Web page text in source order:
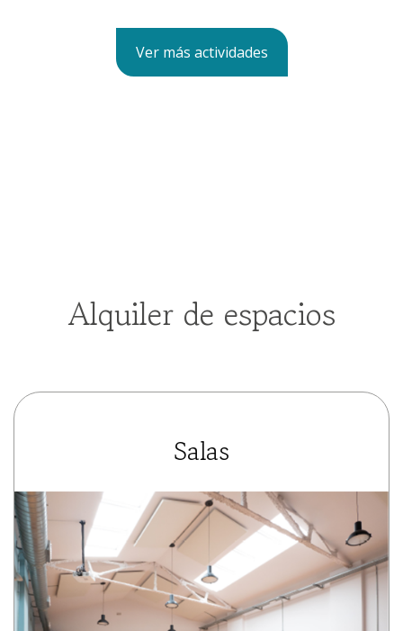
Ver más actividades
Alquiler de espacios
Salas